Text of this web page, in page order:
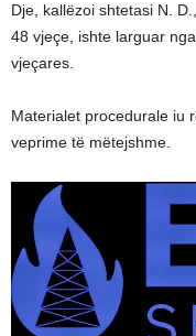
Dje, kallëzoi shtetasi N.
48 vjeçe, ishte larguar
vjeçares.
Materialet procedurale iu
veprime të mëtejshme.